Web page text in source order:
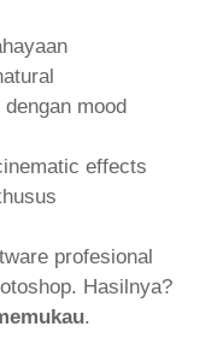
mood
effects
profesional
Hasilnya?
.